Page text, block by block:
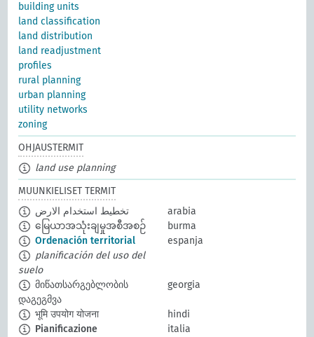
building units
land classification
land distribution
land readjustment
profiles
rural planning
urban planning
utility networks
zoning
OHJAUSTERMIT
land use planning
MUUNKIELISET TERMIT
تخطيط استخدام الارض
arabia
မြေယာအသုံးချမှုအစီအစဉ်
burma
Ordenación territorial
espanja
planificación del uso del
suelo
მიწათსარგებლობის
დაგეგმვა
georgia
भूमि उपयोग योजना
hindi
Pianificazione
italia